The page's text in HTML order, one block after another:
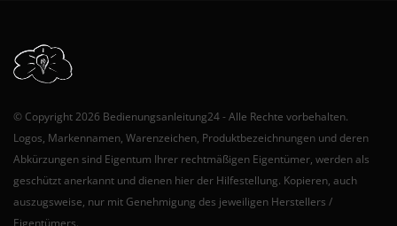
© Copyright 2026 Bedienungsanleitung24 - Alle Rechte vorbehalten.
Logos, Markennamen, Warenzeichen, Produktbezeichnungen und deren
Abkürzungen sind Eigentum Ihrer rechtmäßigen Eigentümer, werden als
geschützt anerkannt und dienen hier der Hilfestellung. Kopieren, auch
auszugsweise, nur mit Genehmigung des jeweiligen Herstellers /
Eigentümers.